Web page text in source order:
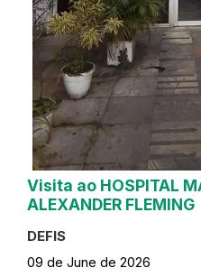
Visita ao HOSPITAL
ALEXANDER FLEMING
DEFIS
09 de June de 2026